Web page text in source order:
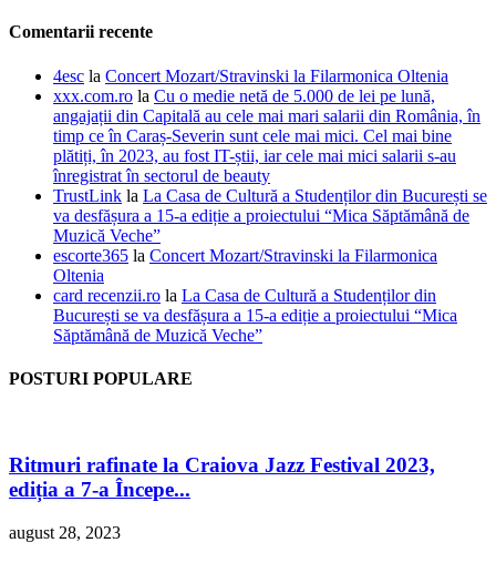
Comentarii recente
4esc la Concert Mozart/Stravinski la Filarmonica Oltenia
xxx.com.ro la Cu o medie netă de 5.000 de lei pe lună,
angajații din Capitală au cele mai mari salarii din România, în
timp ce în Caraș-Severin sunt cele mai mici. Cel mai bine
plătiți, în 2023, au fost IT-știi, iar cele mai mici salarii s-au
înregistrat în sectorul de beauty
TrustLink la La Casa de Cultură a Studenților din București se
va desfășura a 15-a ediție a proiectului “Mica Săptămână de
Muzică Veche”
escorte365 la Concert Mozart/Stravinski la Filarmonica
Oltenia
card recenzii.ro la La Casa de Cultură a Studenților din
București se va desfășura a 15-a ediție a proiectului “Mica
Săptămână de Muzică Veche”
POSTURI POPULARE
Ritmuri rafinate la Craiova Jazz Festival 2023,
ediția a 7-a Începe...
august 28, 2023